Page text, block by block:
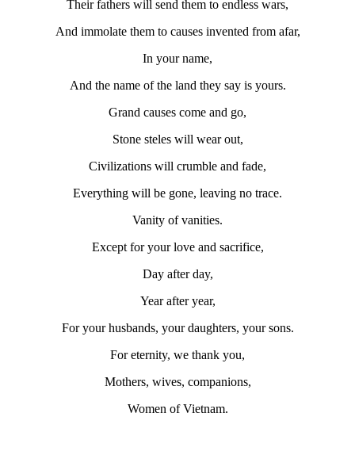
Their fathers will send them to endless wars,
And immolate them to causes invented from afar,
In your name,
And the name of the land they say is yours.
Grand causes come and go,
Stone steles will wear out,
Civilizations will crumble and fade,
Everything will be gone, leaving no trace.
Vanity of vanities.
Except for your love and sacrifice,
Day after day,
Year after year,
For your husbands, your daughters, your sons.
For eternity, we thank you,
Mothers, wives, companions,
Women of Vietnam.